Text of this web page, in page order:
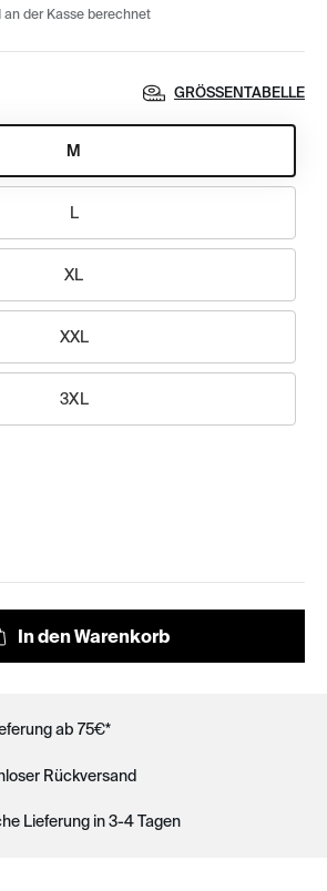
an der Kasse berechnet
GRÖSSENTABELLE
M
L
XL
XXL
3XL
ab 75€*
Rückversand
Lieferung in 3-4 Tagen